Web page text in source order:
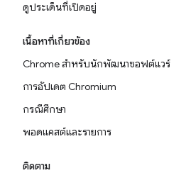
ดูประเด็นที่เปิดอยู่
เนื้อหาที่เกี่ยวข้อง
Chrome สำหรับนักพัฒนาซอฟต์แวร์
การอัปเดต Chromium
กรณีศึกษา
พอดแคสต์และรายการ
ติดตาม